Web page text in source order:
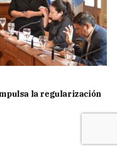
la regularización